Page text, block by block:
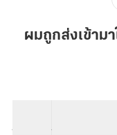
ส่ง
ผมถูกส่งเข้าม
จำนวนคำ จำนวนหน้า (A5)